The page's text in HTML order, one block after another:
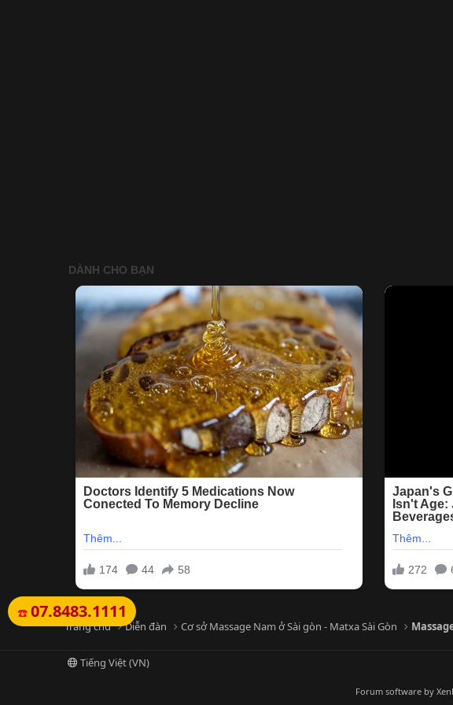
☎️ 07.8483.1111
Trang chủ Diễn đàn Cơ sở Massage Nam ở Sài gòn - Matxa Sài Gòn
Tiếng Việt (VN)
Forum software by